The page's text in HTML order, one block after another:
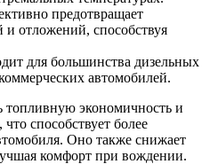
предотвращает
и отложений, способствуя
для большинства дизельных
автомобилей.
топливную экономичность и
способствует более
Оно также снижает
комфорт при вождении.